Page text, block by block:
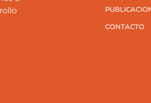
CONTACTO